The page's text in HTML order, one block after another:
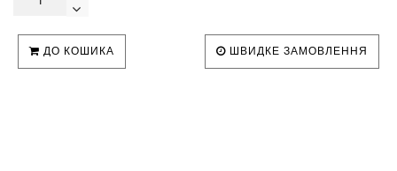
ДО КОШИКА ШВИДКЕ ЗАМОВЛЕННЯ